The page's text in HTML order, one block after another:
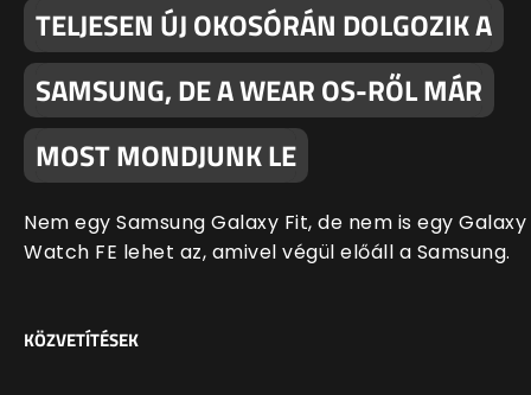
TELJESEN ÚJ OKOSÓRÁN DOLGOZIK A
SAMSUNG, DE A WEAR OS-RŐL MÁR
MOST MONDJUNK LE
Nem egy Samsung Galaxy Fit, de nem is egy Galaxy
Watch FE lehet az, amivel végül előáll a Samsung.
KÖZVETÍTÉSEK